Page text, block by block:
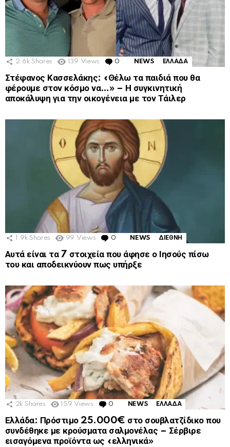
2.6k Shares 139 Views 0 Comments
NEWS ΕΛΛΑΔΑ
Στέφανος Κασσελάκης: «Θέλω τα παιδιά που θα
φέρουμε στον κόσμο να…» – Η συγκινητική
αποκάλυψη για την οικογένεια με τον Τάιλερ
1.9k Shares 99 Views 0 Comments
NEWS ΔΙΕΘΝΗ
Αυτά είναι τα 7 στοιχεία που άφησε ο Ιησούς πίσω
του και αποδεικνύουν πως υπήρξε
2k Shares 159 Views 0 Comments
NEWS ΕΛΛΑΔΑ
Ελλάδα: Πρόστιμο 25.000€ στο σουβλατζίδικο που
συνδέθηκε με κρούσματα σαλμονέλας – Σέρβιρε
εισαγόμενα προϊόντα ως «ελληνικά»